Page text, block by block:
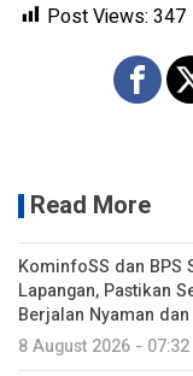
Post Views: 347
Read More
KominfoSS dan BPS
Lapangan, Pastikan
Berjalan Nyaman
8 August 2026 -